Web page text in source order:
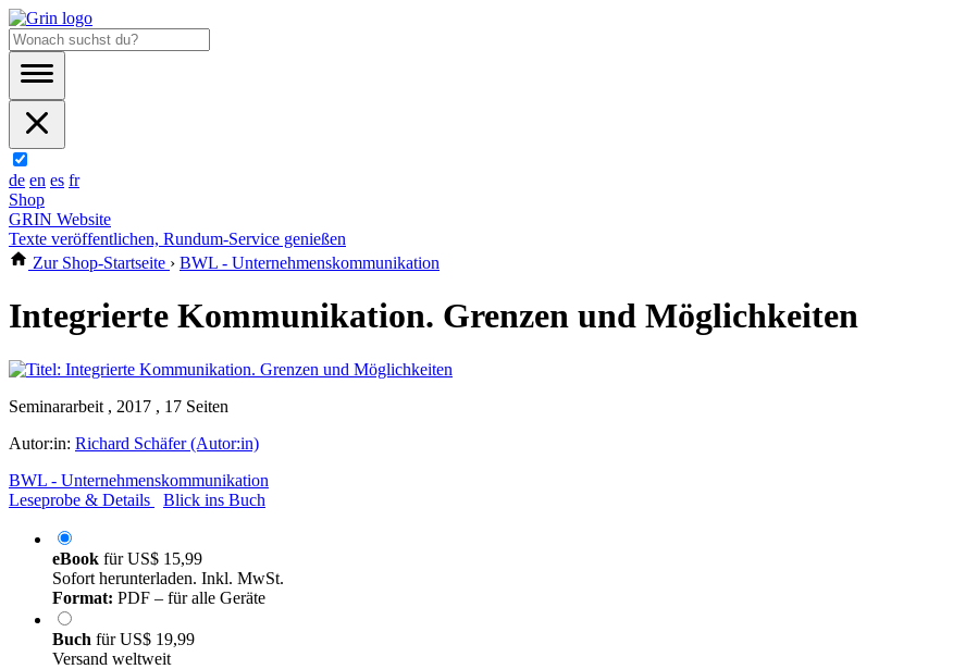
de en es fr
Shop
GRIN Website
Texte veröffentlichen, Rundum-Service genießen
Zur Shop-Startseite › BWL - Unternehmenskommunikation
Integrierte Kommunikation. Grenzen und Möglichkeiten
Seminararbeit , 2017 , 17 Seiten
Autor:in: Richard Schäfer (Autor:in)
BWL - Unternehmenskommunikation
Leseprobe & Details
Blick ins Buch
eBook fürUS$ 15,99
Sofort herunterladen. Inkl. MwSt.
Format: PDF – für alle Geräte
Buch fürUS$ 19,99
Versand weltweit